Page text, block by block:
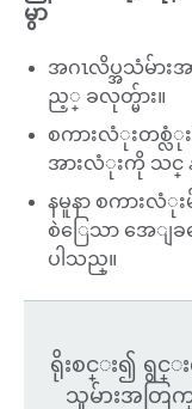
မွာ
အဂၤလိပ္အသံမ်ား
ည့္ ခလုတ္မ်ား။
စကားလံုးတစ္လံု
အားလံုးကို သင္
နမူနာ စကား
စဲြေသာ အေျ
ပါသည္။
ရိုးစင္း၍ ရွ
သူမ်ားအတြ